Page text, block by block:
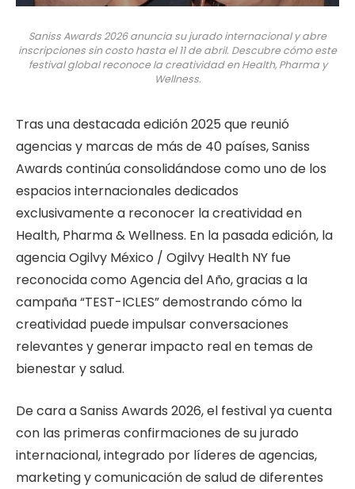
Saniss Awards 2026 anuncia su jurado internacional y abre
inscripciones sin costo hasta el 11 de abril. Descubre cómo este
festival global reconoce la creatividad en Health, Pharma y
Wellness.
Tras una destacada edición 2025 que reunió
agencias y marcas de más de 40 países, Saniss
Awards continúa consolidándose como uno de los
espacios internacionales dedicados
exclusivamente a reconocer la creatividad en
Health, Pharma & Wellness. En la pasada edición, la
agencia Ogilvy México / Ogilvy Health NY fue
reconocida como Agencia del Año, gracias a la
campaña “TEST-ICLES” demostrando cómo la
creatividad puede impulsar conversaciones
relevantes y generar impacto real en temas de
bienestar y salud.
De cara a Saniss Awards 2026, el festival ya cuenta
con las primeras confirmaciones de su jurado
internacional, integrado por líderes de agencias,
marketing y comunicación de salud de diferentes